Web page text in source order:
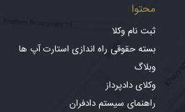
محتوا
ثبت نام وکلا
بسته حقوقی راه اندازی استارت آپ ها
وبلاگ
وکلای دادپرداز
راهنمای سیستم دادفران